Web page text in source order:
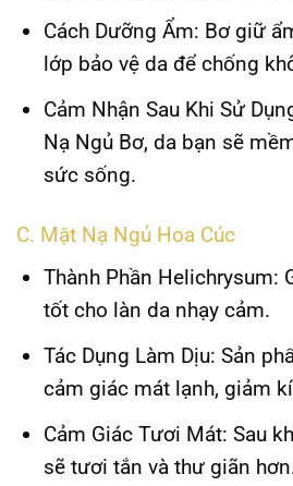
Cách Dưỡng Ẩm: Bơ giữ
lớp bảo vệ da để chống
Cảm Nhận Sau Khi Sử
Nạ Ngủ Bơ, da bạn sẽ
sức sống.
C. Mặt Nạ Ngủ Hoa Cúc
Thành Phần Helichrysum:
tốt cho làn da nhạy cảm.
Tác Dụng Làm Dịu: Sản
cảm giác mát lạnh, giảm
Cảm Giác Tươi Mát: Sau
sẽ tươi tắn và thư giãn